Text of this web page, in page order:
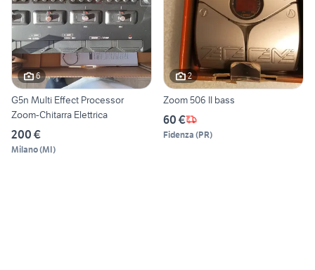
6
G5n Multi Effect Processor
Zoom-Chitarra Elettrica
200 €
Milano(MI)
2
Zoom 506 II bass
60 €
Fidenza (PR)